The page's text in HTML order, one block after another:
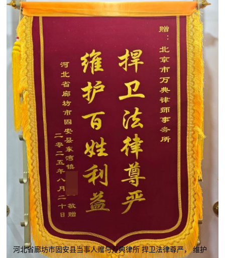
河北省廊坊市固安县当事人赠与万典律所 捍卫法律尊严， 维护